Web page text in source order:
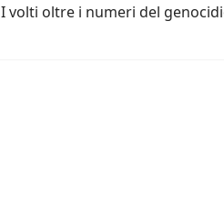
I volti oltre i numeri del